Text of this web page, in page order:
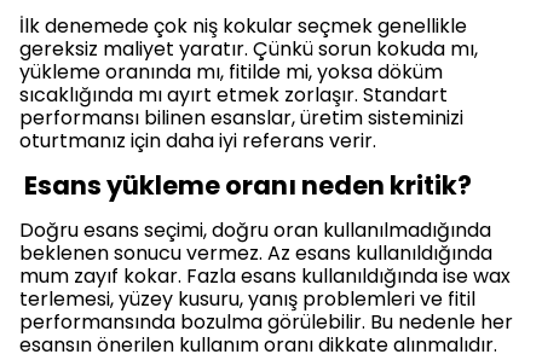
İlk denemede çok niş kokular seçmek genellikle
gereksiz maliyet yaratır. Çünkü sorun kokuda mı,
yükleme oranında mı, fitilde mi, yoksa döküm
sıcaklığında mı ayırt etmek zorlaşır. Standart
performansı bilinen esanslar, üretim sisteminizi
oturtmanız için daha iyi referans verir.
Esans yükleme oranı neden kritik?
Doğru esans seçimi, doğru oran kullanılmadığında
beklenen sonucu vermez. Az esans kullanıldığında
mum zayıf kokar. Fazla esans kullanıldığında ise wax
terlemesi, yüzey kusuru, yanış problemleri ve fitil
performansında bozulma görülebilir. Bu nedenle her
esansın önerilen kullanım oranı dikkate alınmalıdır.